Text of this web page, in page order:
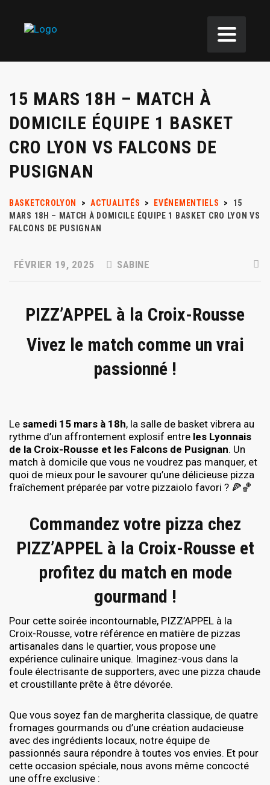
15 MARS 18H – MATCH À
DOMICILE ÉQUIPE 1 BASKET
CRO LYON VS FALCONS DE
PUSIGNAN
BASKETCROLYON > ACTUALITÉS > EVÉNEMENTIELS >
15
MARS 18H – MATCH À DOMICILE ÉQUIPE 1 BASKET CRO LYON VS
FALCONS DE PUSIGNAN
FÉVRIER 19, 2025 SABINE
PIZZ’APPEL à la Croix-Rousse
Vivez le match comme un vrai
passionné !
Le samedi 15 mars à 18h, la salle de basket vibrera au
rythme d’un affrontement explosif entre les Lyonnais
de la Croix-Rousse et les Falcons de Pusignan. Un
match à domicile que vous ne voudrez pas manquer, et
quoi de mieux pour le savourer qu’une délicieuse pizza
fraîchement préparée par votre pizzaiolo favori ? 🍕🏀
Commandez votre pizza chez
PIZZ’APPEL à la Croix-Rousse et
profitez du match en mode
gourmand !
Pour cette soirée incontournable, PIZZ’APPEL à la
Croix-Rousse, votre référence en matière de pizzas
artisanales dans le quartier, vous propose une
expérience culinaire unique. Imaginez-vous dans la
foule électrisante de supporters, avec une pizza chaude
et croustillante prête à être dévorée.
Que vous soyez fan de margherita classique, de quatre
fromages gourmands ou d’une création audacieuse
avec des ingrédients locaux, notre équipe de
passionnés saura répondre à toutes vos envies. Et pour
cette occasion spéciale, nous avons même concocté
une offre exclusive :